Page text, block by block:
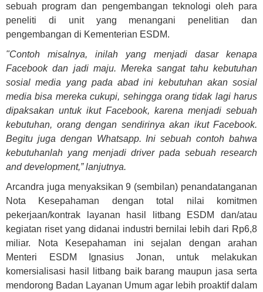
sebuah program dan pengembangan teknologi oleh para
peneliti di unit yang menangani penelitian dan
pengembangan di Kementerian ESDM.
"Contoh misalnya, inilah yang menjadi dasar kenapa
Facebook dan jadi maju. Mereka sangat tahu kebutuhan
sosial media yang pada abad ini kebutuhan akan sosial
media bisa mereka cukupi, sehingga orang tidak lagi harus
dipaksakan untuk ikut Facebook, karena menjadi sebuah
kebutuhan, orang dengan sendirinya akan ikut Facebook.
Begitu juga dengan Whatsapp. Ini sebuah contoh bahwa
kebutuhanlah yang menjadi driver pada sebuah research
and development,” lanjutnya.
Arcandra juga menyaksikan 9 (sembilan) penandatanganan
Nota Kesepahaman dengan total nilai komitmen
pekerjaan/kontrak layanan hasil litbang ESDM dan/atau
kegiatan riset yang didanai industri bernilai lebih dari Rp6,8
miliar. Nota Kesepahaman ini sejalan dengan arahan
Menteri ESDM Ignasius Jonan, untuk melakukan
komersialisasi hasil litbang baik barang maupun jasa serta
mendorong Badan Layanan Umum agar lebih proaktif dalam